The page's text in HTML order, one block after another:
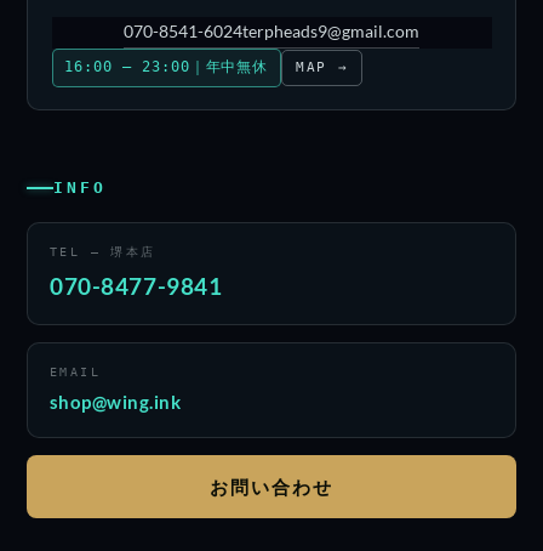
070-8541-6024terpheads9@gmail.com
16:00 – 23:00｜年中無休 MAP →
INFO
TEL — 堺本店
070-8477-9841
EMAIL
shop@wing.ink
お問い合わせ